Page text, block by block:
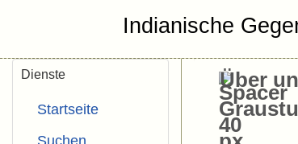
Indianische
Über
Dienste
Startseite
Suchen